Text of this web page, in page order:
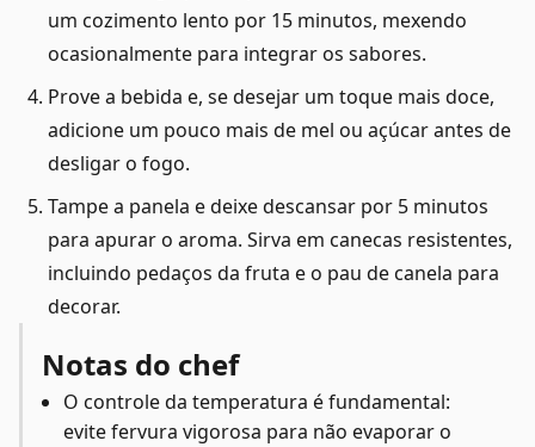
um cozimento lento por 15 minutos, mexendo
ocasionalmente para integrar os sabores.
Prove a bebida e, se desejar um toque mais doce,
adicione um pouco mais de mel ou açúcar antes de
desligar o fogo.
Tampe a panela e deixe descansar por 5 minutos
para apurar o aroma. Sirva em canecas resistentes,
incluindo pedaços da fruta e o pau de canela para
decorar.
Notas do chef
O controle da temperatura é fundamental:
evite fervura vigorosa para não evaporar o